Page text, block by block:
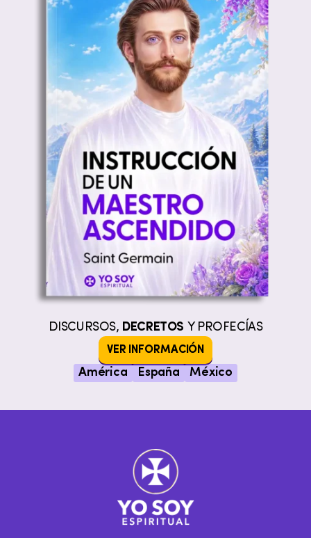
DISCURSOS, DECRETOS Y PROFECÍAS
VER INFORMACIÓN
América España México